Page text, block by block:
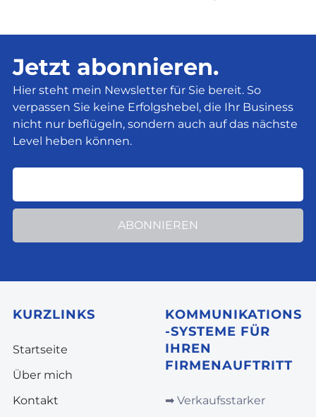
Jetzt abonnieren.
Hier steht mein Newsletter für Sie bereit. So
verpassen Sie keine Erfolgshebel, die Ihr Business
nicht nur beflügeln, sondern auch auf das nächste
Level heben können.
ABONNIEREN
KURZLINKS
Startseite
Über mich
Kontakt
KOMMUNIKATIONS
-SYSTEME FÜR
IHREN
FIRMENAUFTRITT
➡︎ Verkaufsstarker